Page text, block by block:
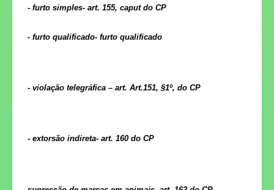
- furto simples- art. 155, caput do CP
- furto qualificado- furto qualificado
- violação telegráfica – art. Art.151, §1º, do CP
- extorsão indireta- art. 160 do CP